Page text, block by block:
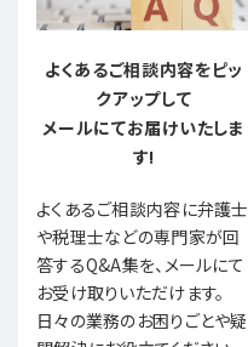
よくあるご相談内容をピッ
クアップして
メールにてお届けいたしま
す!
よくあるご相談内容に弁護士
や税理士などの専門家が回
答するQ&A集を、メールにて
お受け取りいただけます。
日々の業務のお困りごとや疑